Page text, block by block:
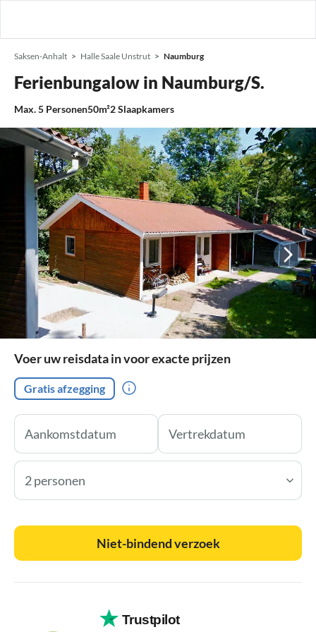
Saksen-Anhalt Halle Saale Unstrut Naumburg
Ferienbungalow in Naumburg/S.
Max.5 Personen50m²2Slaapkamers
Voer uw reisdata in voor exacte prijzen
Gratis afzegging
2 personen
Niet-bindend verzoek